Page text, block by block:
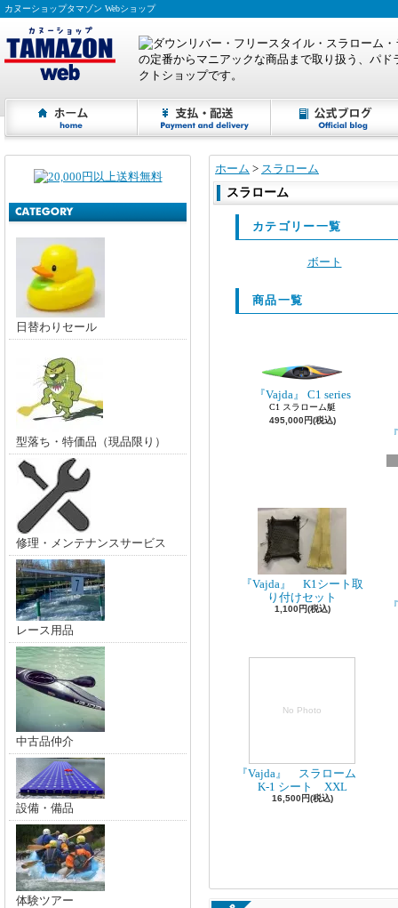
カヌーショップタマゾン Webショップ
日替わりセール
型落ち・特価品（現品限り）
修理・メンテナンスサービス
レース用品
中古品仲介
設備・備品
体験ツアー
ホーム > スラローム
スラローム
カテゴリー一覧
ボート
商品一覧
『Vajda』 C1 series
C1 スラローム艇
495,000円(税込)
『Vajda』 K1シート取
り付けセット
1,100円(税込)
No Photo
『Vajda』 スラローム
K-1 シート XXL
16,500円(税込)